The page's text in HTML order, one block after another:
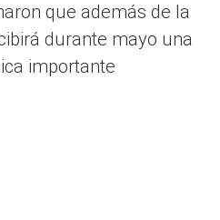
que además de la
durante mayo una
importante